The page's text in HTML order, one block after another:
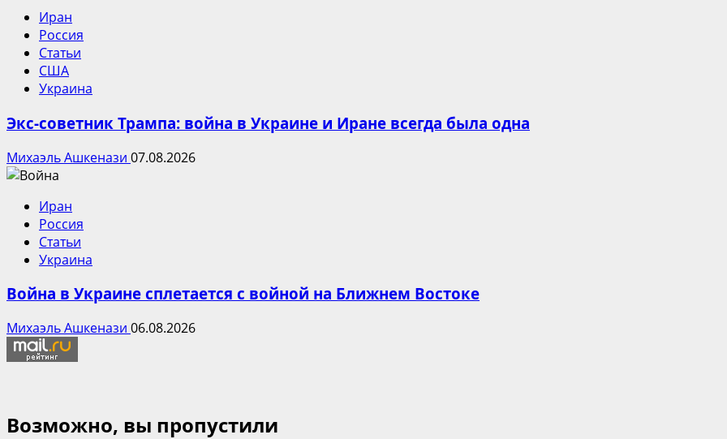
Иран
Россия
Статьи
США
Украина
Экс-советник Трампа: война в Украине и Иране всегда была одна
Михаэль Ашкенази 07.08.2026
Иран
Россия
Статьи
Украина
Война в Украине сплетается с войной на Ближнем Востоке
Михаэль Ашкенази 06.08.2026
Возможно, вы пропустили